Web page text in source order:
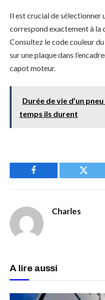
Il est crucial de
correspond exactement à la
Consultez le code couleur
sur une plaque dans
capot moteur.
Durée de vie d’un
temps ils durent
Facebook
Charles
A lire aussi